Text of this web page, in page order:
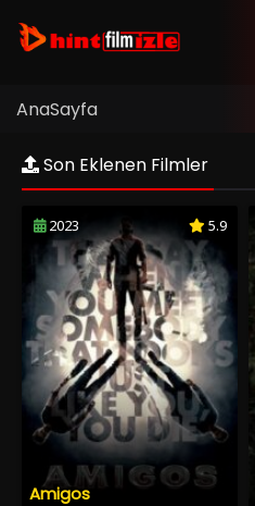
AnaSayfa
Son Eklenen Filmler
2023 5.9
Amigos